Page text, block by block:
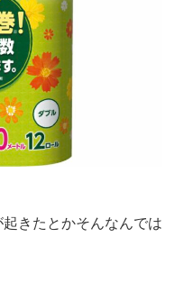
きたとかそんなんでは